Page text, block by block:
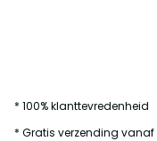
* 100% klanttevredenheid
* Gratis verzending vanaf